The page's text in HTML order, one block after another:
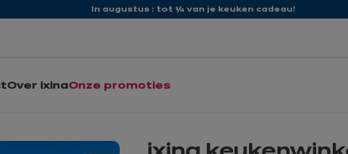
In augustus : tot ¼ van je keuken cadeau!
Over ixinaOnze promoties